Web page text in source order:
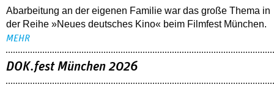
Abarbeitung an der eigenen Familie war das große Thema in
der Reihe »Neues deutsches Kino« beim Filmfest München.
MEHR
DOK.fest München 2026